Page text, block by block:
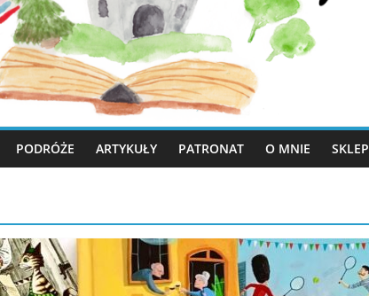
PODRÓŻE ARTYKUŁY PATRONAT O MNIE SKLEP